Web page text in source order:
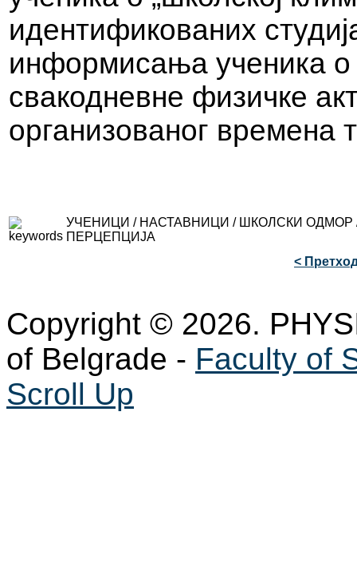
идентификованих
информисања ученика о
свакодневне физичке
организованог времена
УЧЕНИЦИ / НАСТАВНИЦИ / ШКОЛСКИ ОДМОР
ПЕРЦЕПЦИЈА
<
Copyright © 2026.
of Belgrade - Faculty of
Scroll Up